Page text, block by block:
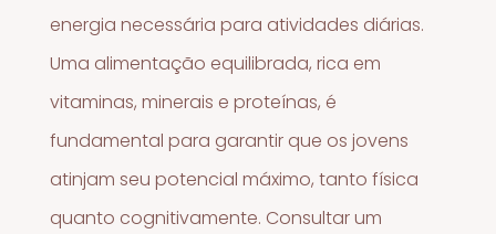
energia necessária para atividades diárias.
Uma alimentação equilibrada, rica em
vitaminas, minerais e proteínas, é
fundamental para garantir que os jovens
atinjam seu potencial máximo, tanto física
quanto cognitivamente. Consultar um